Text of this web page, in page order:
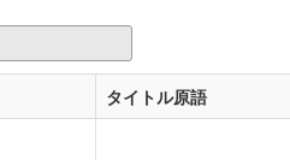
タイトル原語